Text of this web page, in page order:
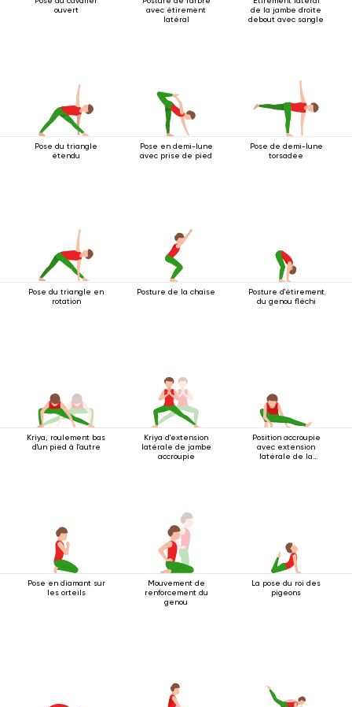
ouvert
avec étirement
latéral
de la jambe droite
debout avec sangle
Pose du triangle
étendu
Pose en demi-lune
avec prise de pied
Pose de demi-lune
torsadée
Pose du triangle en
rotation
Posture de la chaise
Posture d'étirement
du genou fléchi
Kriya, roulement bas
d'un pied à l'autre
Kriya d'extension
latérale de jambe
accroupie
Position accroupie
avec extension
latérale de la
Pose en diamant sur
les orteils
Mouvement de
renforcement du
genou
La pose du roi des
pigeons